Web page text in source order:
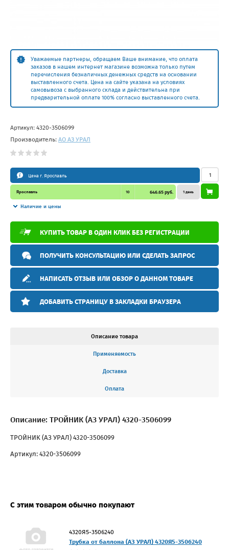
Уважаемые партнеры, обращаем Ваше внимание, что оплата
заказов в нашем интернет магазине возможна только путем
перечисления безналичных денежных средств на основании
выставленного счета. Цена на сайте указана на условиях
самовывоза с выбранного склада и действительна при
предварительной оплате 100% согласно выставленного счета.
Артикул: 4320-3506099
Производитель: АО АЗ УРАЛ
Цена г. Ярославль
Ярославль 10 646.65 руб.
Наличие и цены
1 день
КУПИТЬ ТОВАР В ОДИН КЛИК БЕЗ РЕГИСТРАЦИИ
ПОЛУЧИТЬ КОНСУЛЬТАЦИЮ ИЛИ СДЕЛАТЬ ЗАПРОС
НАПИСАТЬ ОТЗЫВ ИЛИ ОБЗОР О ДАННОМ ТОВАРЕ
ДОБАВИТЬ СТРАНИЦУ В ЗАКЛАДКИ БРАУЗЕРА
Описание товара
Применяемость
Доставка
Оплата
Описание: ТРОЙНИК (АЗ УРАЛ) 4320-3506099
ТРОЙНИК (АЗ УРАЛ) 4320-3506099
Артикул: 4320-3506099
С этим товаром обычно покупают
4320Я5-3506240
Трубка от баллона (АЗ УРАЛ) 4320Я5-3506240